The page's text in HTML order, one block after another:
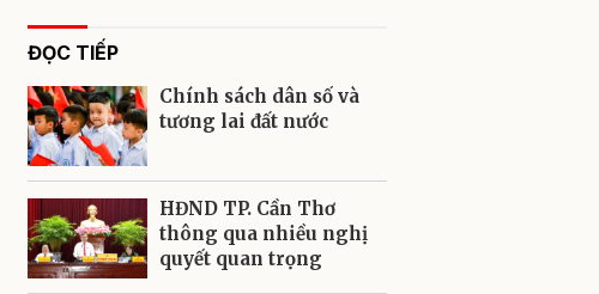
ĐỌC TIẾP
Chính sách dân số và
tương lai đất nước
HĐND TP. Cần Thơ
thông qua nhiều nghị
quyết quan trọng
Gửi